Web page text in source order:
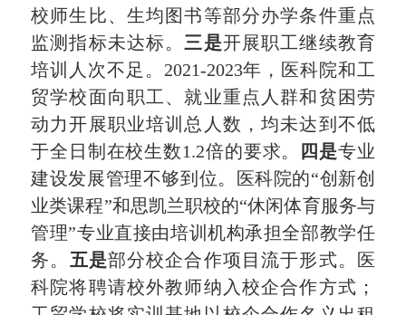
校师生比、生均图书等部分办学条件重点
监测指标未达标。 三是开展职工继续教育
培训人次不足。2021-2023年，医科院和工
贸学校面向职工、就业重点人群和贫困劳
动力开展职业培训总人数，均未达到不低
于全日制在校生数1.2倍的要求。
四是专业
建设发展管理不够到位。医科院的“创新创
业类课程”和思凯兰职校的“休闲体育服务与
管理”专业直接由培训机构承担全部教学任
务。 五是部分校企合作项目流于形式。医
科院将聘请校外教师纳入校企合作方式；